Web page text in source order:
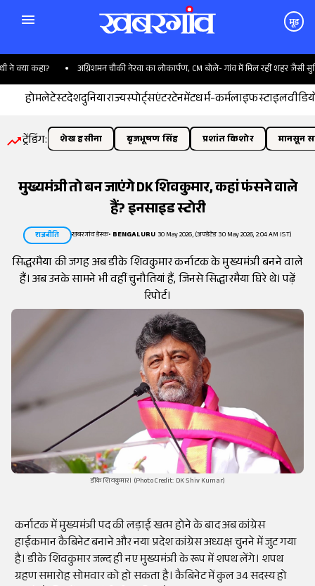
मूड
कहा? अग्निशमन चौकी नेरवा का लोकार्पण, CM बोले- गांव में मिल रहीं शहर जैसी
होमलेटेस्टदेशदुनियाराज्यस्पोर्ट्सएंटरटेनमेंटधर्म-कर्मलाइफस्टाइल
ट्रेंडिंग: शेख हसीना बृजभूषण सिंह प्रशांत किशोर मानसून
मुख्यमंत्री तो बन जाएंगे DK शिवकुमार, कहां फंसने वाले
हैं? इनसाइड स्टोरी
राजनीति खबरगांव डेस्क• BENGALURU 30 May 2026, (अपडेटेड 30 May 2026, 2:04 AM IST)
सिद्धरमैया की जगह अब डीके शिवकुमार कर्नाटक के मुख्यमंत्री बनने वाले
हैं। अब उनके सामने भी वहीं चुनौतियां हैं, जिनसे सिद्धारमैया घिरे थे। पढ़ें
रिपोर्ट।
डीके शिवकुमार। (Photo Credit: DK Shiv Kumar)
कर्नाटक में मुख्यमंत्री पद की लड़ाई खत्म होने के बाद अब कांग्रेस
हाईकमान कैबिनेट बनाने और नया प्रदेश कांग्रेस अध्यक्ष चुनने में जुट गया
है। डीके शिवकुमार जल्द ही नए मुख्यमंत्री के रूप में शपथ लेंगे। शपथ
ग्रहण समारोह सोमवार को हो सकता है। कैबिनेट में कुल 34 सदस्य हो